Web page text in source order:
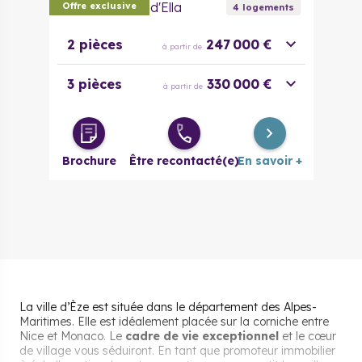
Offre exclusive
Les Terrasses d'Ella 4 logements
2 pièces à partir de 247 000 €
3 pièces à partir de 330 000 €
Brochure Être recontacté(e)En savoir +
La ville d’Èze est située dans le département des Alpes-
Maritimes. Elle est idéalement placée sur la corniche entre
Nice et Monaco. Le cadre de vie exceptionnel et le cœur
de village vous séduiront. En tant que promoteur immobilier